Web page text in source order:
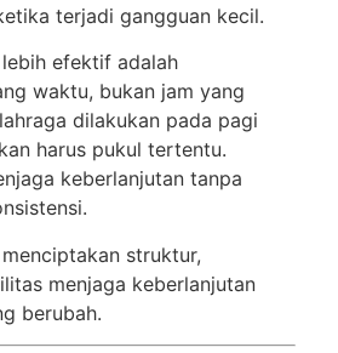
terjadi gangguan kecil.
efektif adalah
waktu, bukan jam yang
dilakukan pada pagi
harus pukul tertentu.
keberlanjutan tanpa
struktur,
menjaga keberlanjutan
berubah.